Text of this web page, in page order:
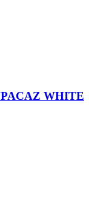
WHITE